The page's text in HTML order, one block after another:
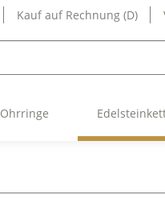
Kauf auf Rechnung (D)
Ohrringe